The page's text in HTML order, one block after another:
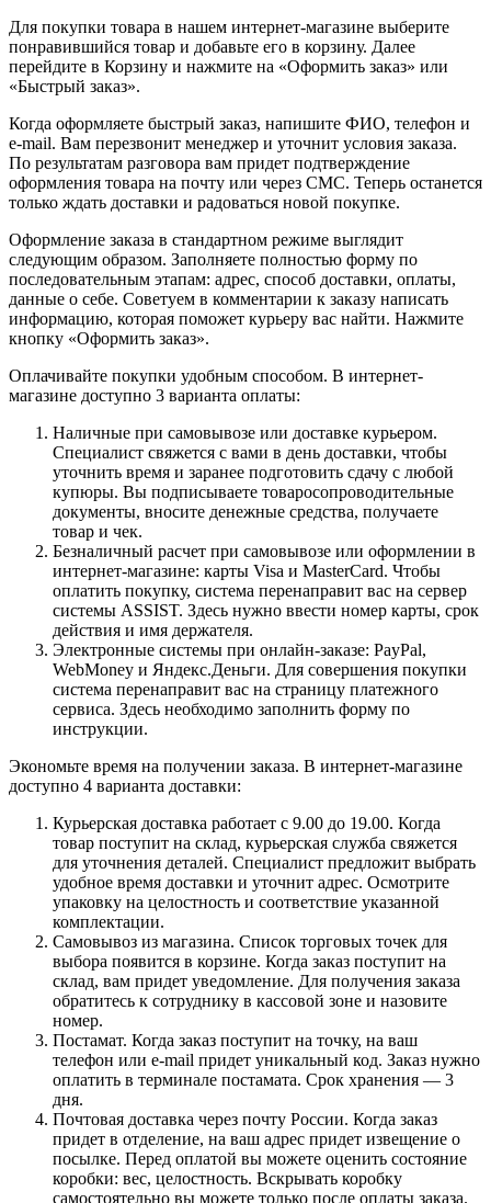
Для покупки товара в нашем интернет-магазине выберите
понравившийся товар и добавьте его в корзину. Далее
перейдите в Корзину и нажмите на «Оформить заказ» или
«Быстрый заказ».
Когда оформляете быстрый заказ, напишите ФИО, телефон и
e-mail. Вам перезвонит менеджер и уточнит условия заказа.
По результатам разговора вам придет подтверждение
оформления товара на почту или через СМС. Теперь останется
только ждать доставки и радоваться новой покупке.
Оформление заказа в стандартном режиме выглядит
следующим образом. Заполняете полностью форму по
последовательным этапам: адрес, способ доставки, оплаты,
данные о себе. Советуем в комментарии к заказу написать
информацию, которая поможет курьеру вас найти. Нажмите
кнопку «Оформить заказ».
Оплачивайте покупки удобным способом. В интернет-
магазине доступно 3 варианта оплаты:
Наличные при самовывозе или доставке курьером.
Специалист свяжется с вами в день доставки, чтобы
уточнить время и заранее подготовить сдачу с любой
купюры. Вы подписываете товаросопроводительные
документы, вносите денежные средства, получаете
товар и чек.
Безналичный расчет при самовывозе или оформлении в
интернет-магазине: карты Visa и MasterCard. Чтобы
оплатить покупку, система перенаправит вас на сервер
системы ASSIST. Здесь нужно ввести номер карты, срок
действия и имя держателя.
Электронные системы при онлайн-заказе: PayPal,
WebMoney и Яндекс.Деньги. Для совершения покупки
система перенаправит вас на страницу платежного
сервиса. Здесь необходимо заполнить форму по
инструкции.
Экономьте время на получении заказа. В интернет-магазине
доступно 4 варианта доставки:
Курьерская доставка работает с 9.00 до 19.00. Когда
товар поступит на склад, курьерская служба свяжется
для уточнения деталей. Специалист предложит выбрать
удобное время доставки и уточнит адрес. Осмотрите
упаковку на целостность и соответствие указанной
комплектации.
Самовывоз из магазина. Список торговых точек для
выбора появится в корзине. Когда заказ поступит на
склад, вам придет уведомление. Для получения заказа
обратитесь к сотруднику в кассовой зоне и назовите
номер.
Постамат. Когда заказ поступит на точку, на ваш
телефон или e-mail придет уникальный код. Заказ нужно
оплатить в терминале постамата. Срок хранения — 3
дня.
Почтовая доставка через почту России. Когда заказ
придет в отделение, на ваш адрес придет извещение о
посылке. Перед оплатой вы можете оценить состояние
коробки: вес, целостность. Вскрывать коробку
самостоятельно вы можете только после оплаты заказа.